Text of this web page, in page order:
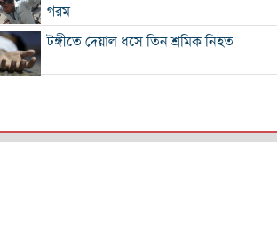
গরম
টঙ্গীতে দেয়াল ধসে তিন শ্রমিক নিহত
গলে যাওয়া হিমবাহ থেকে মিলল ৩৭ বছর